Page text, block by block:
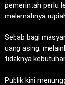
pemerintah perlu
melemahnya
‎Sebab bagi
uang asing,
tidaknya
‎Publik kini